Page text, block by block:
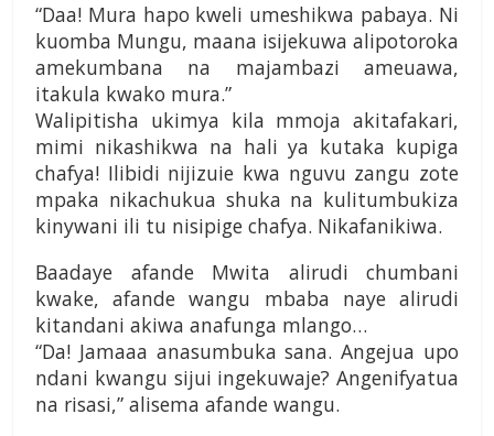
“Daa! Mura hapo kweli umeshikwa pabaya. Ni
kuomba Mungu, maana isijekuwa alipotoroka
amekumbana na majambazi ameuawa,
itakula kwako mura.”
Walipitisha ukimya kila mmoja akitafakari,
mimi nikashikwa na hali ya kutaka kupiga
chafya! Ilibidi nijizuie kwa nguvu zangu zote
mpaka nikachukua shuka na kulitumbukiza
kinywani ili tu nisipige chafya. Nikafanikiwa.
Baadaye afande Mwita alirudi chumbani
kwake, afande wangu mbaba naye alirudi
kitandani akiwa anafunga mlango…
“Da! Jamaaa anasumbuka sana. Angejua upo
ndani kwangu sijui ingekuwaje? Angenifyatua
na risasi,” alisema afande wangu.